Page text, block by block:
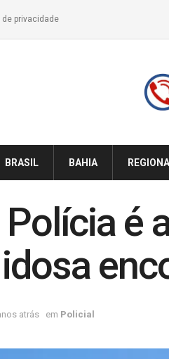
de privacidade
BRASIL BAHIA
Polícia é
atrás em Policial